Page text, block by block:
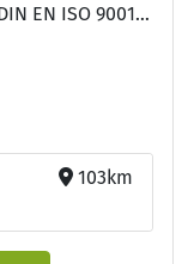
Qualifikationen: DEGEMED, EQ Zert (DIN EN ISO 9001:2015)
103km